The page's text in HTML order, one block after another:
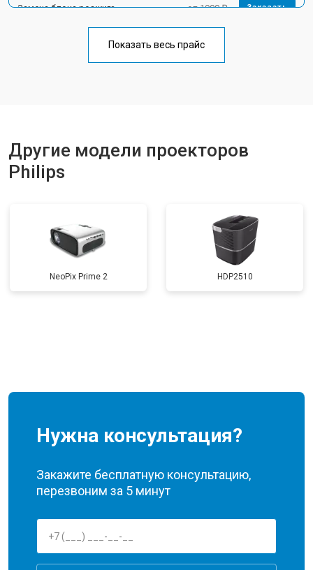
Замена блока розжига от 1900 ₽ Заказать
Показать весь прайс
Другие модели проекторов
Philips
NeoPix Prime 2 HDP2510
Нужна консультация?
Закажите бесплатную консультацию,
перезвоним за 5 минут